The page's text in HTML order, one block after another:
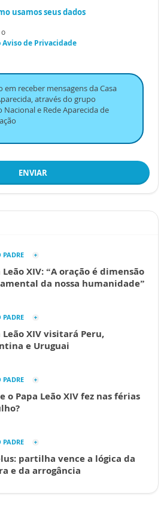
usamos seus dados
Aviso de Privacidade
em receber mensagens da Casa
através do grupo
Nacional e Rede Aparecida de
ENVIAR
PADRE
Leão XIV: “A oração é dimensão
da nossa humanidade”
PADRE
Leão XIV visitará Peru,
e Uruguai
PADRE
o Papa Leão XIV fez nas férias
PADRE
partilha vence a lógica da
e da arrogância